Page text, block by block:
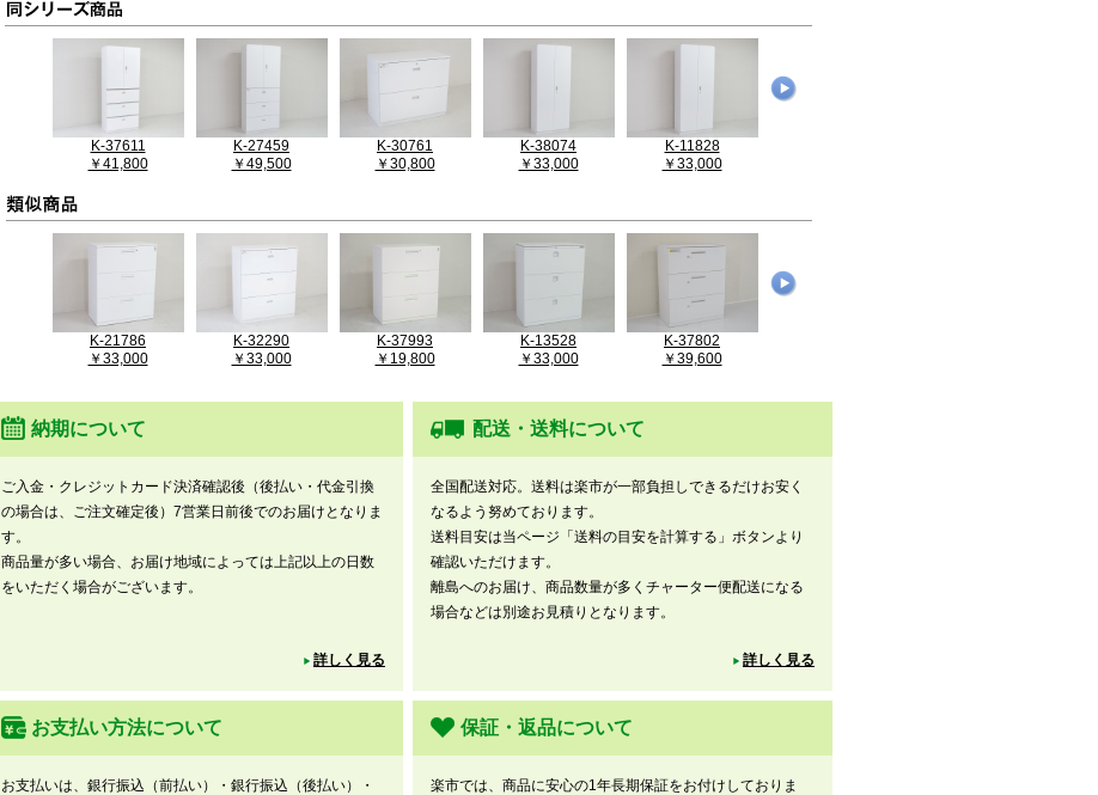
K-37611
￥41,800
K-27459
￥49,500
K-30761
￥30,800
K-38074
￥33,000
K-11828
￥33,000
K-21786
￥33,000
K-32290
￥33,000
K-37993
￥19,800
K-13528
￥33,000
K-37802
￥39,600
納期について
ご入金・クレジットカード決済確認後（後払い・代金引換
の場合は、ご注文確定後）7営業日前後でのお届けとなりま
す。
商品量が多い場合、お届け地域によっては上記以上の日数
をいただく場合がございます。
詳しく見る
配送・送料について
全国配送対応。送料は楽市が一部負担しできるだけお安く
なるよう努めております。
送料目安は当ページ「送料の目安を計算する」ボタンより
確認いただけます。
離島へのお届け、商品数量が多くチャーター便配送になる
場合などは別途お見積りとなります。
詳しく見る
お支払い方法について
お支払いは、銀行振込（前払い）・銀行振込（後払い）・
保証・返品について
楽市では、商品に安心の1年長期保証をお付けしておりま